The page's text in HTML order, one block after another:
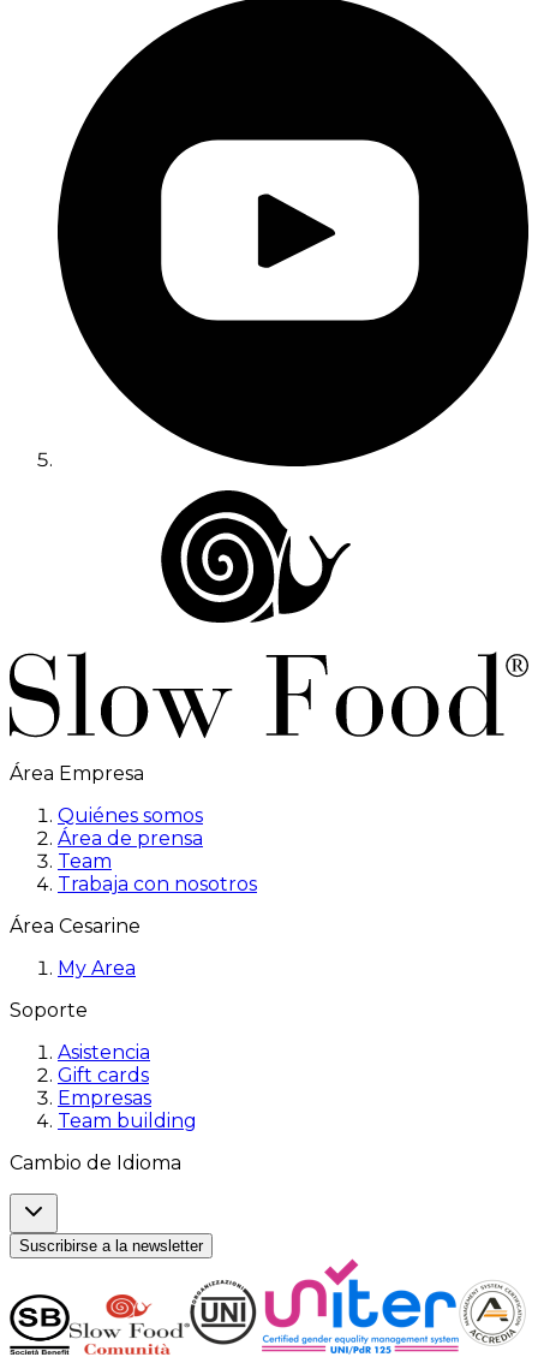
Área Empresa
Quiénes somos
Área de prensa
Team
Trabaja con nosotros
Área Cesarine
My Area
Soporte
Asistencia
Gift cards
Empresas
Team building
Cambio de Idioma
Suscribirse a la newsletter